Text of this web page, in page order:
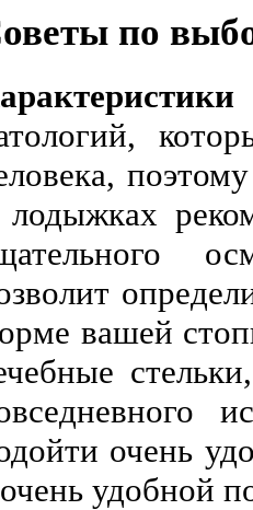
по
вашей
очень
удобной